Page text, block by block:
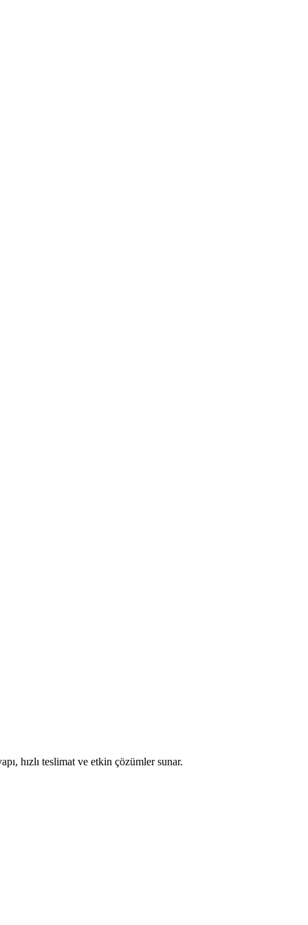
hızlı teslimat ve etkin çözümler sunar.